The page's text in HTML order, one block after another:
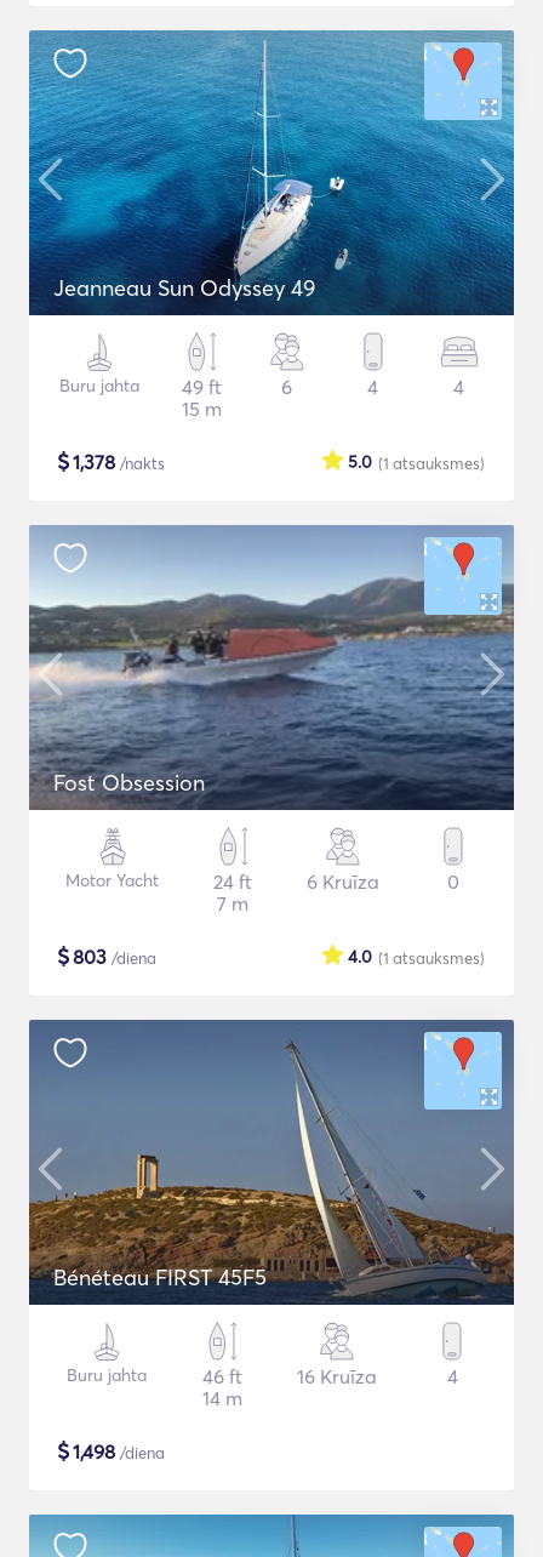
Jeanneau Sun Odyssey 49
Buru jahta
49 ft
15 m
6 4 4
$1,378 /nakts (1 atsauksmes)
5.0
Fost Obsession
Motor Yacht
24 ft
7 m
6 Kruīza 0
$803 /diena (1 atsauksmes)
4.0
Bénéteau FIRST 45F5
Buru jahta
46 ft
14 m
16 Kruīza 4
$1,498 /diena